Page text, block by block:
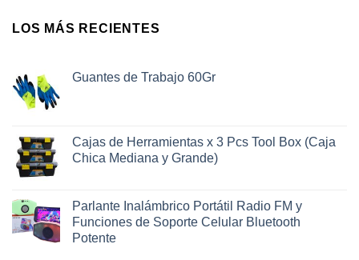
LOS MÁS RECIENTES
Guantes de Trabajo 60Gr
Cajas de Herramientas x 3 Pcs Tool Box (Caja
Chica Mediana y Grande)
Parlante Inalámbrico Portátil Radio FM y
Funciones de Soporte Celular Bluetooth
Potente